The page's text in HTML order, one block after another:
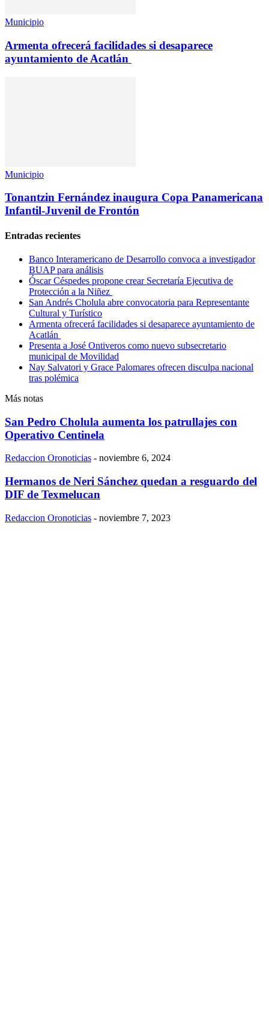
Municipio
Armenta ofrecerá facilidades si desaparece
ayuntamiento de Acatlán
Municipio
Tonantzin Fernández inaugura Copa Panamericana
Infantil-Juvenil de Frontón
Entradas recientes
Banco Interamericano de Desarrollo convoca a investigador
BUAP para análisis
Óscar Céspedes propone crear Secretaría Ejecutiva de
Protección a la Niñez
San Andrés Cholula abre convocatoria para Representante
Cultural y Turístico
Armenta ofrecerá facilidades si desaparece ayuntamiento de
Acatlán
Presenta a José Ontiveros como nuevo subsecretario
municipal de Movilidad
Nay Salvatori y Grace Palomares ofrecen disculpa nacional
tras polémica
Más notas
San Pedro Cholula aumenta los patrullajes con
Operativo Centinela
Redaccion Oronoticias - noviembre 6, 2024
Hermanos de Neri Sánchez quedan a resguardo del
DIF de Texmelucan
Redaccion Oronoticias - noviembre 7, 2023